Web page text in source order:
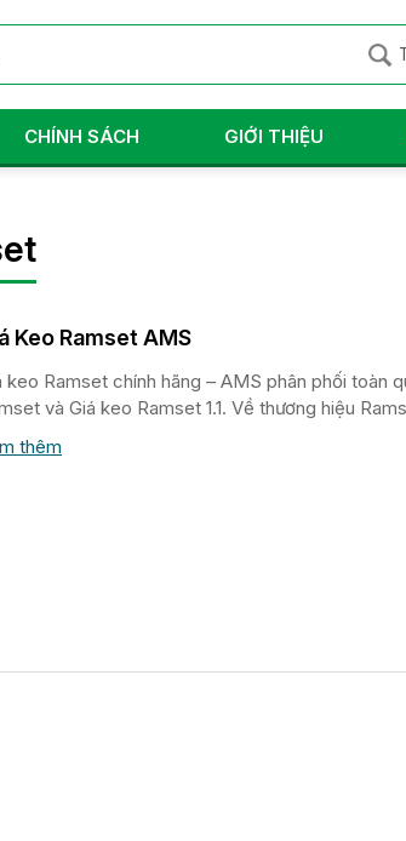
CHÍNH SÁCH GIỚI THIỆU
Keo Ramset AMS
keo Ramset chính hãng – AMS phân phối toàn
và Giá keo Ramset 1.1. Về thương hiệu
thêm